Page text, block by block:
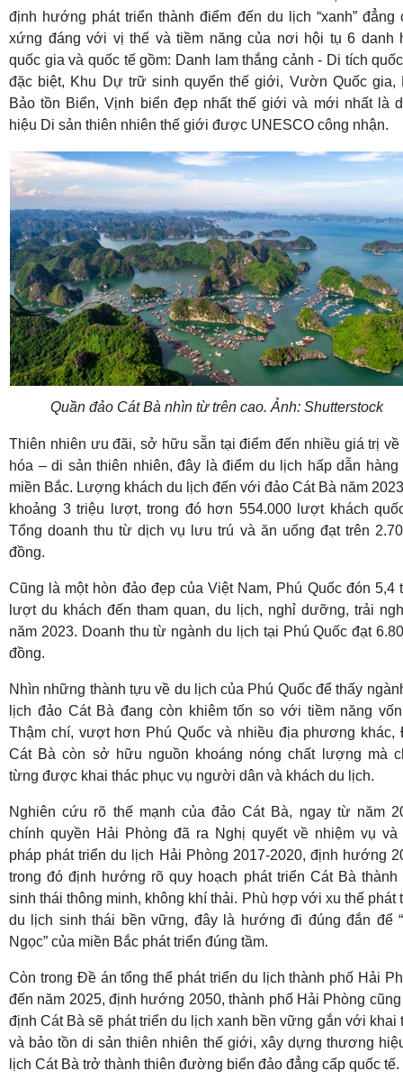
định hướng phát triển thành điểm đến du lịch “xanh” đẳng
xứng đáng với vị thế và tiềm năng của nơi hội tụ 6 danh
quốc gia và quốc tế gồm: Danh lam thắng cảnh - Di tích
đặc biệt, Khu Dự trữ sinh quyển thế giới, Vườn Quốc gia,
Bảo tồn Biển, Vịnh biển đẹp nhất thế giới và mới nhất là
hiệu Di sản thiên nhiên thế giới được UNESCO công nhận.
Quần đảo Cát Bà nhìn từ trên cao. Ảnh: Shutterstock
Thiên nhiên ưu đãi, sở hữu sẵn tại điểm đến nhiều giá trị về
hóa – di sản thiên nhiên, đây là điểm du lịch hấp dẫn hàng
miền Bắc. Lượng khách du lịch đến với đảo Cát Bà năm
khoảng 3 triệu lượt, trong đó hơn 554.000 lượt khách
Tổng doanh thu từ dịch vụ lưu trú và ăn uống đạt trên
đồng.
Cũng là một hòn đảo đẹp của Việt Nam, Phú Quốc đón 5,4
lượt du khách đến tham quan, du lịch, nghỉ dưỡng, trải
năm 2023. Doanh thu từ ngành du lịch tại Phú Quốc đạt
đồng.
Nhìn những thành tựu về du lịch của Phú Quốc để thấy
lịch đảo Cát Bà đang còn khiêm tốn so với tiềm năng
Thậm chí, vượt hơn Phú Quốc và nhiều địa phương khác,
Cát Bà còn sở hữu nguồn khoáng nóng chất lượng mà
từng được khai thác phục vụ người dân và khách du lịch.
Nghiên cứu rõ thế mạnh của đảo Cát Bà, ngay từ năm
chính quyền Hải Phòng đã ra Nghị quyết về nhiệm vụ và
pháp phát triển du lịch Hải Phòng 2017-2020, định hướng
trong đó định hướng rõ quy hoạch phát triển Cát Bà thành
sinh thái thông minh, không khí thải. Phù hợp với xu thế phát
du lịch sinh thái bền vững, đây là hướng đi đúng đắn để
Ngọc” của miền Bắc phát triển đúng tầm.
Còn trong Đề án tổng thể phát triển du lịch thành phố Hải
đến năm 2025, định hướng 2050, thành phố Hải Phòng
định Cát Bà sẽ phát triển du lịch xanh bền vững gắn với khai
và bảo tồn di sản thiên nhiên thế giới, xây dựng thương
lịch Cát Bà trở thành thiên đường biển đảo đẳng cấp quốc tế.